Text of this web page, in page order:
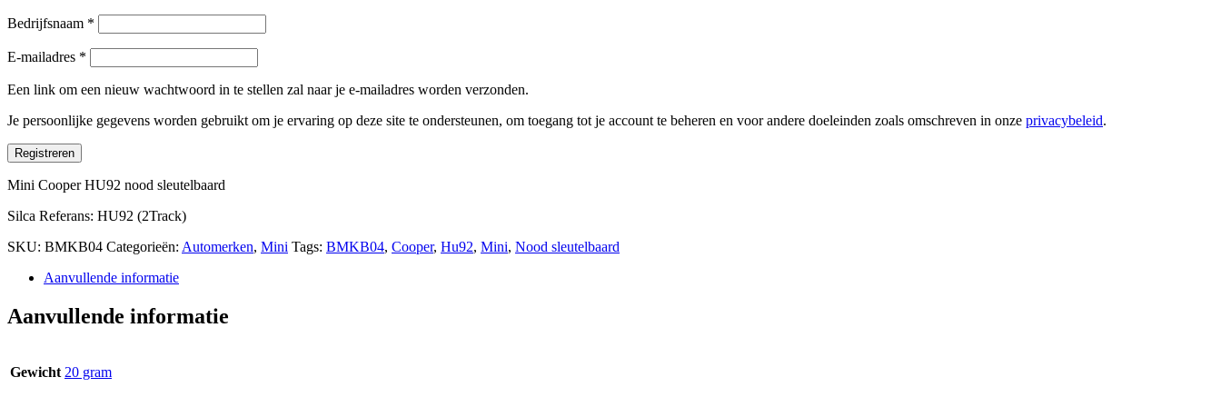
Bedrijfsnaam *
E-mailadres *
Een link om een nieuw wachtwoord in te stellen zal naar je e-mailadres worden verzonden.
Je persoonlijke gegevens worden gebruikt om je ervaring op deze site te ondersteunen, om toegang tot je account te beheren en voor andere doeleinden zoals omschreven in onze privacybeleid.
Registreren
Mini Cooper HU92 nood sleutelbaard
Silca Referans: HU92 (2Track)
SKU: BMKB04 Categorieën: Automerken, Mini Tags: BMKB04, Cooper, Hu92, Mini, Nood sleutelbaard
Aanvullende informatie
Aanvullende informatie
Gewicht 20 gram